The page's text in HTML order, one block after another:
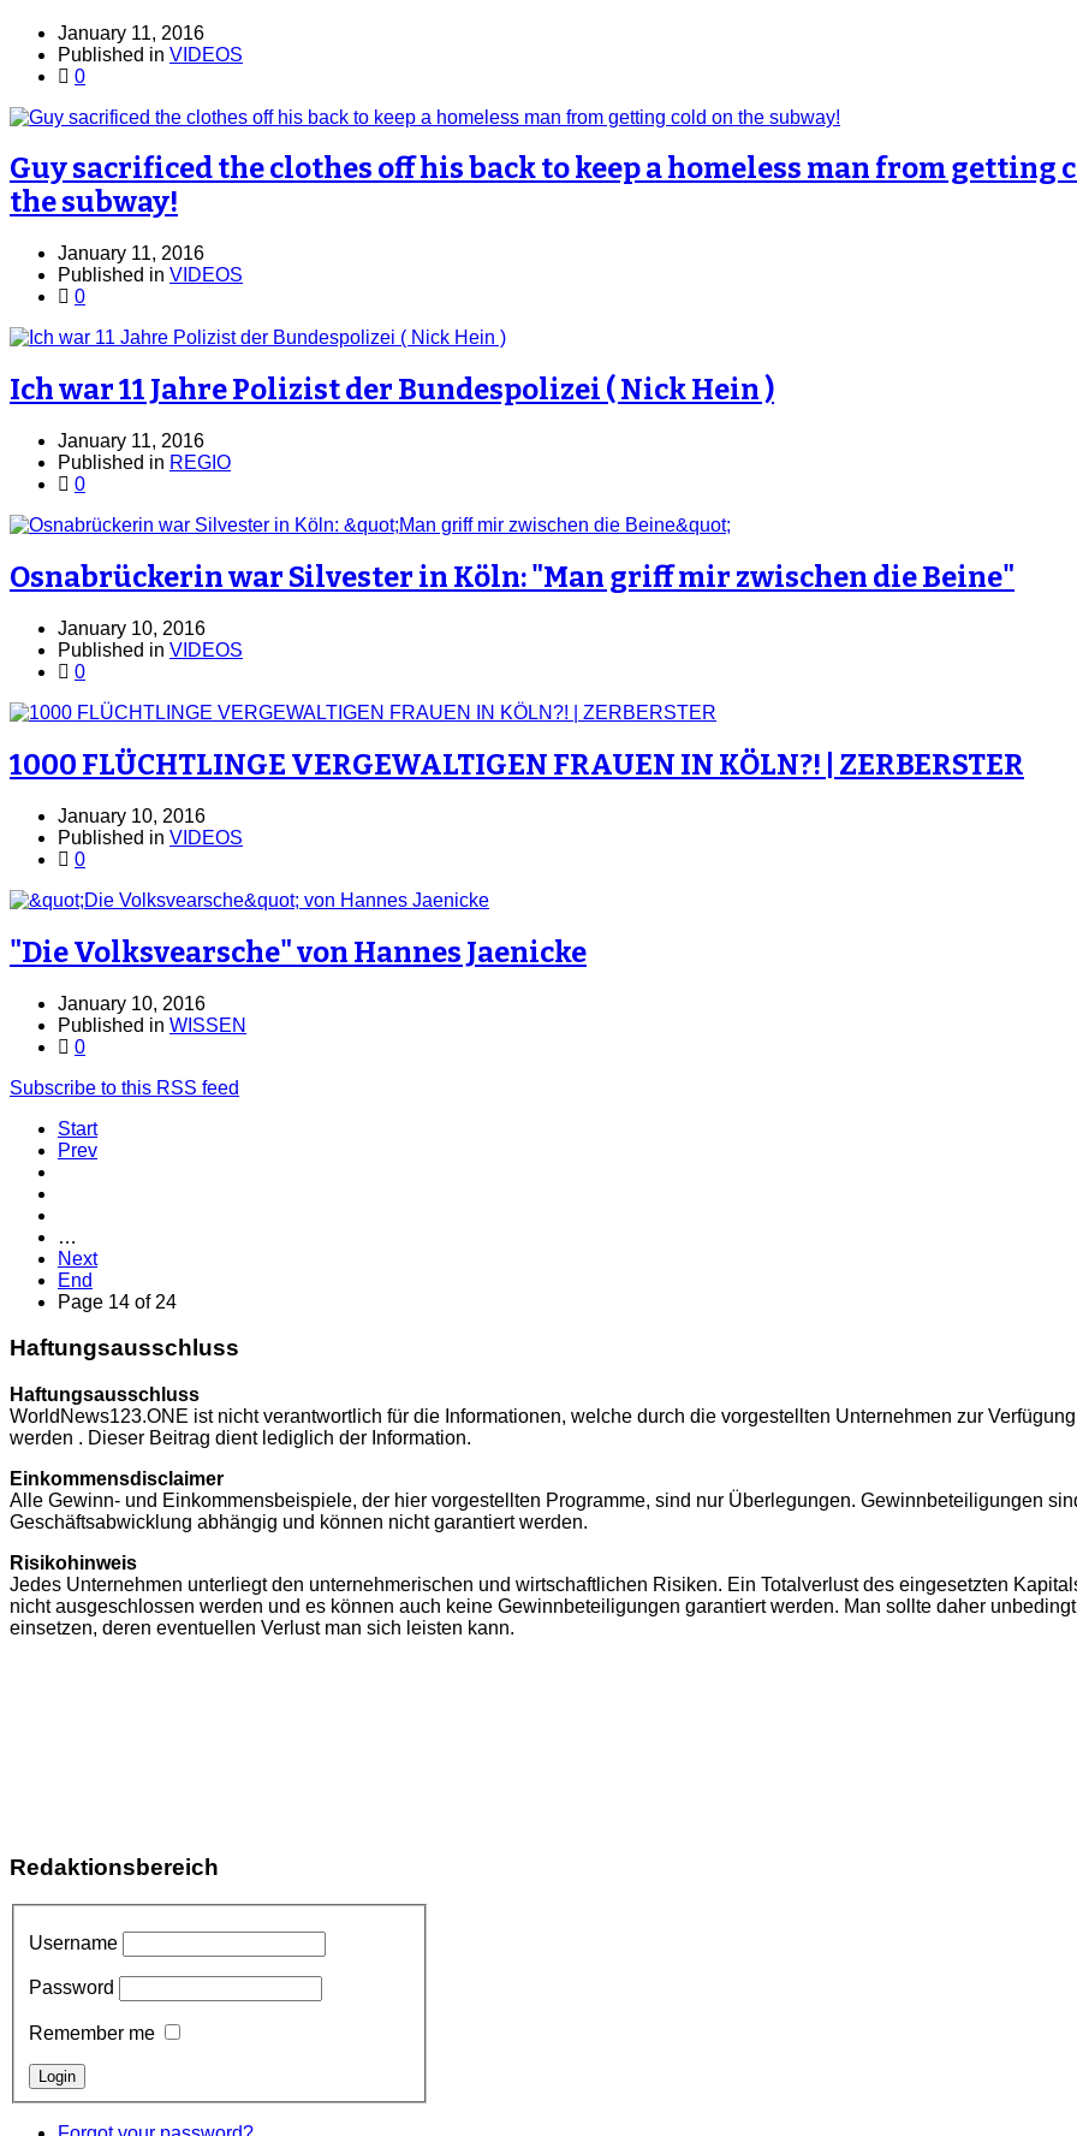
January 11, 2016
Published in VIDEOS
0
Guy sacrificed the clothes off his back to keep a homeless man from getting
the subway!
January 11, 2016
Published in VIDEOS
0
Ich war 11 Jahre Polizist der Bundespolizei ( Nick Hein )
January 11, 2016
Published in REGIO
0
Osnabrückerin war Silvester in Köln: "Man griff mir zwischen die Beine"
January 10, 2016
Published in VIDEOS
0
1000 FLÜCHTLINGE VERGEWALTIGEN FRAUEN IN KÖLN?! | ZERBERSTER
January 10, 2016
Published in VIDEOS
0
"Die Volksvearsche" von Hannes Jaenicke
January 10, 2016
Published in WISSEN
0
Subscribe to this RSS feed
Start
Prev
…
Next
End
Page 14 of 24
Haftungsausschluss
Haftungsausschluss
WorldNews123.ONE ist nicht verantwortlich für die Informationen, welche durch die vorgestellten Unternehmen zur
werden . Dieser Beitrag dient lediglich der Information.
Einkommensdisclaimer
Alle Gewinn- und Einkommensbeispiele, der hier vorgestellten Programme, sind nur Überlegungen. Gewinnbeteiligungen
Geschäftsabwicklung abhängig und können nicht garantiert werden.
Risikohinweis
Jedes Unternehmen unterliegt den unternehmerischen und wirtschaftlichen Risiken. Ein Totalverlust des eingesetzten
nicht ausgeschlossen werden und es können auch keine Gewinnbeteiligungen garantiert werden. Man sollte daher
einsetzen, deren eventuellen Verlust man sich leisten kann.
Redaktionsbereich
Username
Password
Remember me